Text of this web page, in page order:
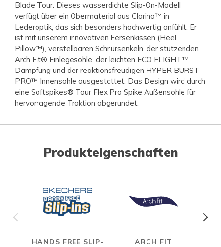
Blade Tour. Dieses wasserdichte Slip-On-Modell
verfügt über ein Obermaterial aus Clarino™ in
Lederoptik, das sich besonders hochwertig anfühlt. Er
ist mit unserem innovativen Fersenkissen (Heel
Pillow™), verstellbaren Schnürsenkeln, der stützenden
Arch Fit® Einlegesohle, der leichten ECO FLIGHT™
Dämpfung und der reaktionsfreudigen HYPER BURST
PRO™ Innensohle ausgestattet. Das Design wird durch
eine Softspikes® Tour Flex Pro Spike Außensohle für
hervorragende Traktion abgerundet.
Produkteigenschaften
HANDS FREE SLIP-
ARCH FIT